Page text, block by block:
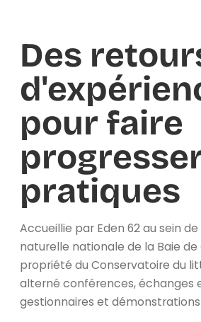
Des
pour faire
pratiques
Accueillie par Eden 62 au sein
naturelle nationale de la Baie de
propriété du Conservatoire du
alterné conférences, échanges
gestionnaires et